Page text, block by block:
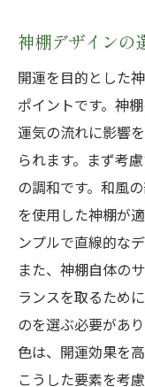
神棚デザインの
開運を目的とした
ポイントです。神
運気の流れに影響
られます。まず考
の調和です。和風
を使用した神棚が
ンプルで直線的な
また、神棚自体の
ランスを取るため
のを選ぶ必要があ
色は、開運効果を
こうした要素を考